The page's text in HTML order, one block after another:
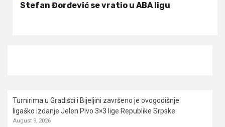
Stefan Đorđević se vratio u ABA ligu
Turnirima u Gradišci i Bijeljini završeno je ovogodišnje
ligaško izdanje Jelen Pivo 3×3 lige Republike Srpske
August 9, 2026